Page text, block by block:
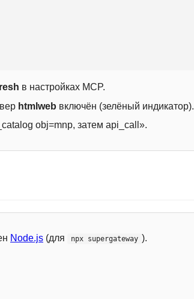
в настройках MCP.
htmlweb включён (зелёный индикатор).
obj=mnp, затем api_call».
Node.js (для npx supergateway ).